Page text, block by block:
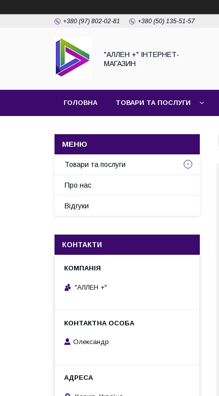
+380 (97) 802-02-81 +380 (50) 135-51-57
"АЛЛЕН +" ІНТЕРНЕТ-
МАГАЗИН
ГОЛОВНА ТОВАРИ ТА ПОСЛУГИ
Товари та послуги
Про нас
Відгуки
КОНТАКТИ
"АЛЛЕН +"
Олександр